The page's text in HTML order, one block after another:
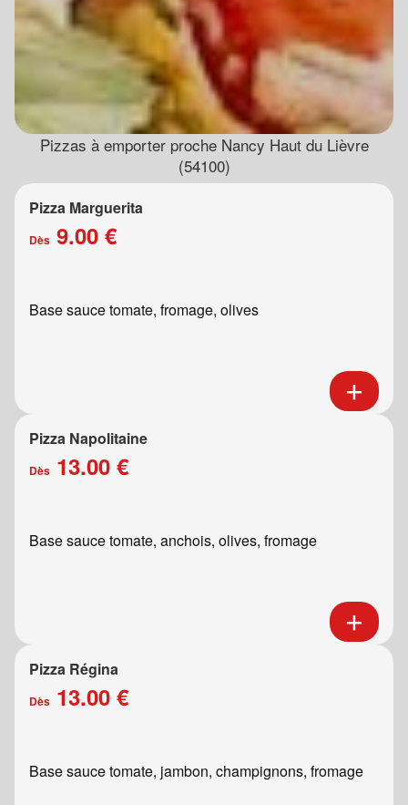
Pizzas à emporter proche Nancy Haut du Lièvre
(54100)
Pizza Marguerita
Dès 9.00 €
Base sauce tomate, fromage, olives
Pizza Napolitaine
Dès 13.00 €
Base sauce tomate, anchois, olives, fromage
Pizza Régina
Dès 13.00 €
Base sauce tomate, jambon, champignons, fromage